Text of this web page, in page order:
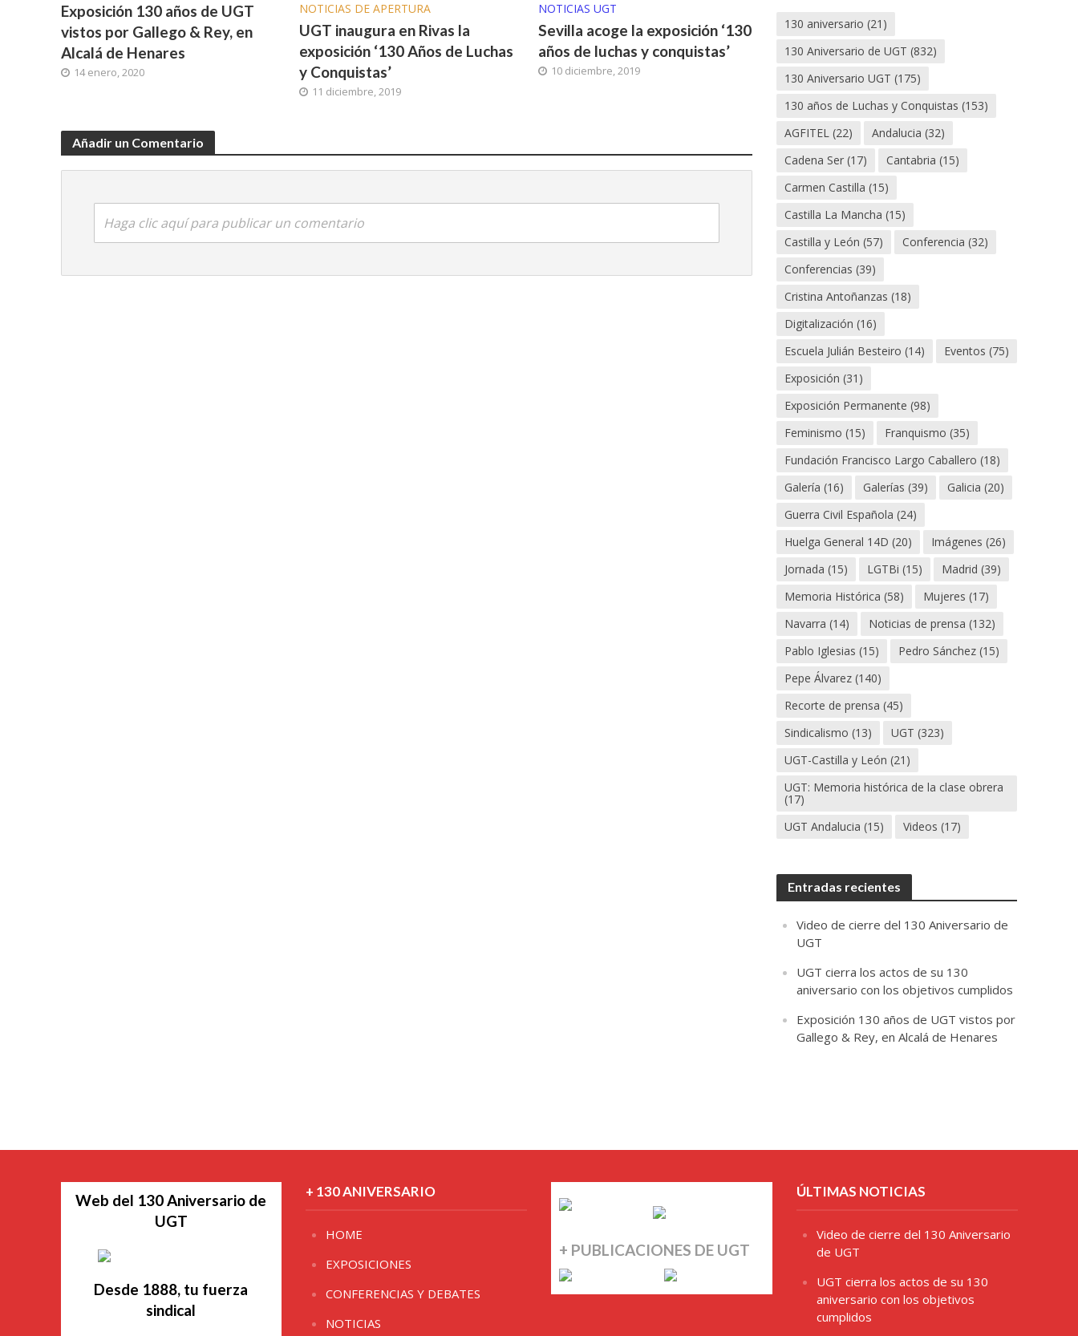
Exposición 130 años de UGT
vistos por Gallego & Rey, en
Alcalá de Henares
14 enero, 2020
NOTICIAS DE APERTURA
UGT inaugura en Rivas la
exposición ‘130 Años de Luchas
y Conquistas’
11 diciembre, 2019
NOTICIAS UGT
Sevilla acoge la exposición ‘130
años de luchas y conquistas’
10 diciembre, 2019
Añadir un Comentario
Haga clic aquí para publicar un comentario
130 aniversario (21)
130 Aniversario de UGT (832)
130 Aniversario UGT (175)
130 años de Luchas y Conquistas (153)
AGFITEL (22) Andalucia (32)
Cadena Ser (17) Cantabria (15)
Carmen Castilla (15)
Castilla La Mancha (15)
Castilla y León (57) Conferencia (32)
Conferencias (39)
Cristina Antoñanzas (18)
Digitalización (16)
Escuela Julián Besteiro (14) Eventos (75)
Exposición (31)
Exposición Permanente (98)
Feminismo (15) Franquismo (35)
Fundación Francisco Largo Caballero (18)
Galería (16) Galerías (39) Galicia (20)
Guerra Civil Española (24)
Huelga General 14D (20) Imágenes (26)
Jornada (15) LGTBi (15) Madrid (39)
Memoria Histórica (58) Mujeres (17)
Navarra (14) Noticias de prensa (132)
Pablo Iglesias (15) Pedro Sánchez (15)
Pepe Álvarez (140)
Recorte de prensa (45)
Sindicalismo (13) UGT (323)
UGT-Castilla y León (21)
UGT: Memoria histórica de la clase obrera
(17)
UGT Andalucia (15) Videos (17)
Entradas recientes
Video de cierre del 130 Aniversario de
UGT
UGT cierra los actos de su 130
aniversario con los objetivos cumplidos
Exposición 130 años de UGT vistos por
Gallego & Rey, en Alcalá de Henares
Web del 130 Aniversario de
UGT
Desde 1888, tu fuerza
sindical
+ 130 ANIVERSARIO
HOME
EXPOSICIONES
CONFERENCIAS Y DEBATES
NOTICIAS
+ PUBLICACIONES DE UGT
ÚLTIMAS NOTICIAS
Video de cierre del 130 Aniversario
de UGT
UGT cierra los actos de su 130
aniversario con los objetivos
cumplidos